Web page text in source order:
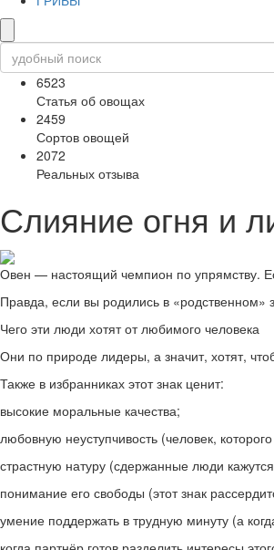
6523
Статья об овощах
2459
Сортов овощей
2072
Реальных отзыва
Слияние огня и
Овен — настоящий чемпион по упрямству.
Правда, если вы родились в «родственном»
Чего эти люди хотят от любимого человека
Они по природе лидеры, а значит, хотят,
Также в избранниках этот знак ценит:
высокие моральные качества;
любовную неуступчивость (человек,
страстную натуру (сдержанные люди
понимание его свободы (этот знак
умение поддержать в трудную минуту (а